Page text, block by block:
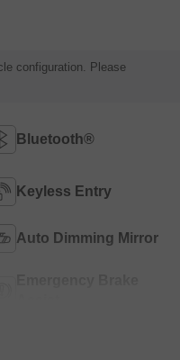
configuration. Please
Bluetooth®
Keyless Entry
Auto Dimming Mirror